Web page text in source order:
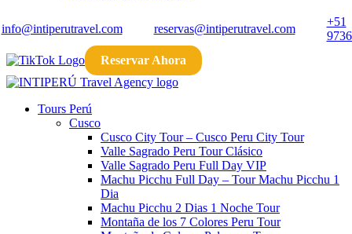
info@intiperutravel.com reservas@intiperutravel.com
+51
Reservar Ahora
Tours Perú
Cusco
Cusco City Tour​ – Cusco Peru City Tour​
Valle Sagrado Peru Tour Clásico
Valle Sagrado Peru Full Day VIP
Machu Picchu Full Day – Tour Machu Picchu 1
Dia
Machu Picchu 2 Dias 1 Noche​ Tour
Montaña de los 7 Colores Peru​ Tour